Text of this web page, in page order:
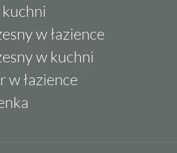
w łazience
w kuchni
w łazience